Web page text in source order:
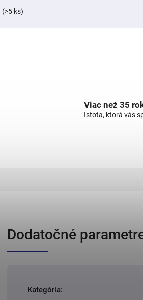
(>5 ks)
Viac než 35
Istota, ktorá vás
Dodatočné
Kategória: